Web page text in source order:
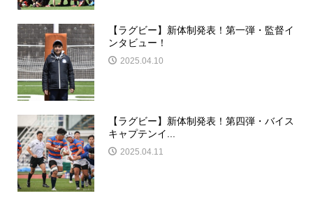
【ラグビー】新体制発表！第一弾・監督イ
ンタビュー！
2025.04.10
【ラグビー】新体制発表！第四弾・バイス
キャプテンイ...
2025.04.11